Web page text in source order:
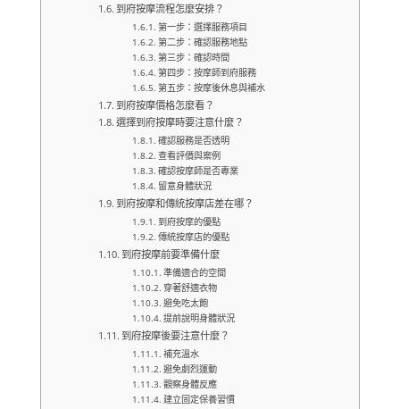
到府按摩流程怎麼安排？
第一步：選擇服務項目
第二步：確認服務地點
第三步：確認時間
第四步：按摩師到府服務
第五步：按摩後休息與補水
到府按摩價格怎麼看？
選擇到府按摩時要注意什麼？
確認服務是否透明
查看評價與案例
確認按摩師是否專業
留意身體狀況
到府按摩和傳統按摩店差在哪？
到府按摩的優點
傳統按摩店的優點
到府按摩前要準備什麼
準備適合的空間
穿著舒適衣物
避免吃太飽
提前說明身體狀況
到府按摩後要注意什麼？
補充溫水
避免劇烈運動
觀察身體反應
建立固定保養習慣